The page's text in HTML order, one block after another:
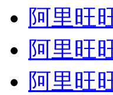
阿里旺
阿里旺
阿里旺